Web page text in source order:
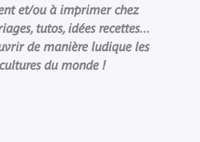
et/ou à imprimer chez
tutos, idées recettes...
de manière ludique les
du monde !